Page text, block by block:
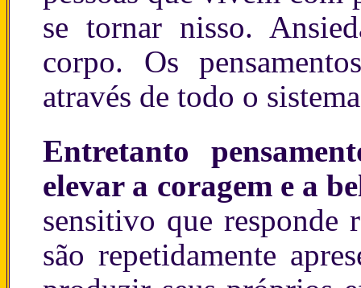
se tornar nisso.
corpo. Os
através de todo o
Entretanto
elevar a coragem e a
sensitivo que responde
são repetidamente